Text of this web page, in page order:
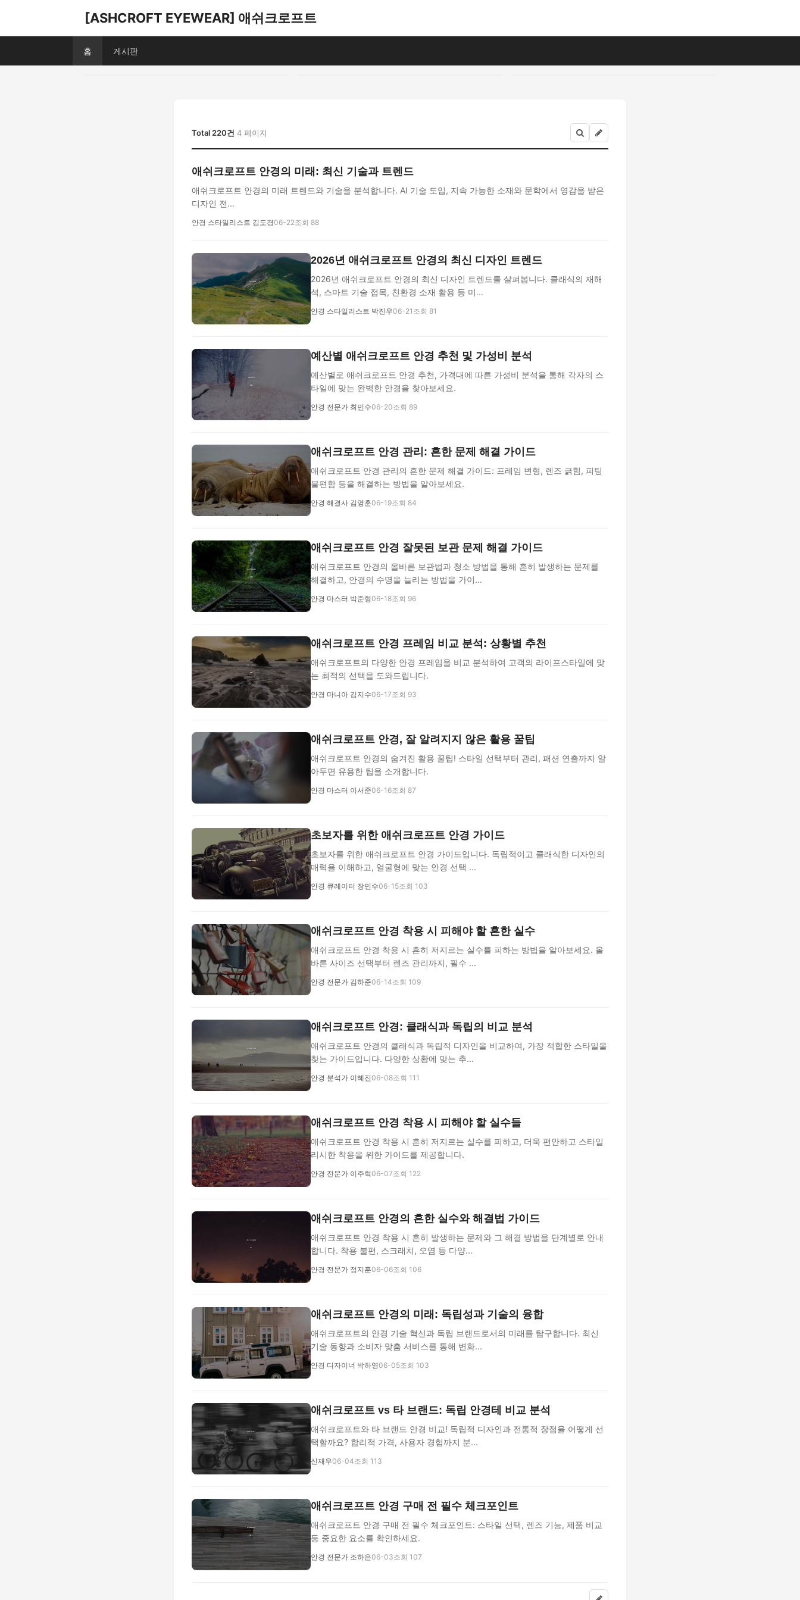
[ASHCROFT EYEWEAR] 애쉬크로프트
홈 게시판
Total 220건 4 페이지
애쉬크로프트 안경의 미래: 최신 기술과 트렌드
애쉬크로프트 안경의 미래 트렌드와 기술을 분석합니다. AI 기술 도입, 지속 가능한 소재와 문학에서 영감을 받은
디자인 전...
안경 스타일리스트 김도경06-22조회 88
2026년 애쉬크로프트 안경의 최신 디자인 트렌드
2026년 애쉬크로프트 안경의 최신 디자인 트렌드를 살펴봅니다. 클래식의 재해
석, 스마트 기술 접목, 친환경 소재 활용 등 미...
안경 스타일리스트 박진우06-21 조회 81
예산별 애쉬크로프트 안경 추천 및 가성비 분석
예산별로 애쉬크로프트 안경 추천, 가격대에 따른 가성비 분석을 통해 각자의 스
타일에 맞는 완벽한 안경을 찾아보세요.
안경 전문가 최민수06-20조회 89
애쉬크로프트 안경 관리: 흔한 문제 해결 가이드
애쉬크로프트 안경 관리의 흔한 문제 해결 가이드: 프레임 변형, 렌즈 긁힘, 피팅
불편함 등을 해결하는 방법을 알아보세요.
안경 해결사 김영훈06-19조회 84
애쉬크로프트 안경 잘못된 보관 문제 해결 가이드
애쉬크로프트 안경의 올바른 보관법과 청소 방법을 통해 흔히 발생하는 문제를
해결하고, 안경의 수명을 늘리는 방법을 가이...
안경 마스터 박준형06-18조회 96
애쉬크로프트 안경 프레임 비교 분석: 상황별 추천
애쉬크로프트의 다양한 안경 프레임을 비교 분석하여 고객의 라이프스타일에 맞
는 최적의 선택을 도와드립니다.
안경 마니아 김지수06-17조회 93
애쉬크로프트 안경, 잘 알려지지 않은 활용 꿀팁
애쉬크로프트 안경의 숨겨진 활용 꿀팁! 스타일 선택부터 관리, 패션 연출까지 알
아두면 유용한 팁을 소개합니다.
안경 마스터 이서준06-16조회 87
초보자를 위한 애쉬크로프트 안경 가이드
초보자를 위한 애쉬크로프트 안경 가이드입니다. 독립적이고 클래식한 디자인의
매력을 이해하고, 얼굴형에 맞는 안경 선택 ...
안경 큐레이터 장민수06-15조회 103
애쉬크로프트 안경 착용 시 피해야 할 흔한 실수
애쉬크로프트 안경 착용 시 흔히 저지르는 실수를 피하는 방법을 알아보세요. 올
바른 사이즈 선택부터 렌즈 관리까지, 필수 ...
안경 전문가 김하준06-14조회 109
애쉬크로프트 안경: 클래식과 독립의 비교 분석
애쉬크로프트 안경의 클래식과 독립적 디자인을 비교하여, 가장 적합한 스타일을
찾는 가이드입니다. 다양한 상황에 맞는 추...
안경 분석가 이혜진06-08조회 111
애쉬크로프트 안경 착용 시 피해야 할 실수들
애쉬크로프트 안경 착용 시 흔히 저지르는 실수를 피하고, 더욱 편안하고 스타일
리시한 착용을 위한 가이드를 제공합니다.
안경 전문가 이주혁06-07조회 122
애쉬크로프트 안경의 흔한 실수와 해결법 가이드
애쉬크로프트 안경 착용 시 흔히 발생하는 문제와 그 해결 방법을 단계별로 안내
합니다. 착용 불편, 스크래치, 오염 등 다양...
안경 전문가 정지훈06-06조회 106
애쉬크로프트 안경의 미래: 독립성과 기술의 융합
애쉬크로프트의 안경 기술 혁신과 독립 브랜드로서의 미래를 탐구합니다. 최신
기술 동향과 소비자 맞춤 서비스를 통해 변화...
안경 디자이너 박하영06-05조회 103
애쉬크로프트 vs 타 브랜드: 독립 안경테 비교 분석
애쉬크로프트와 타 브랜드 안경 비교! 독립적 디자인과 전통적 장점을 어떻게 선
택할까요? 합리적 가격, 사용자 경험까지 분...
신재우06-04조회 113
애쉬크로프트 안경 구매 전 필수 체크포인트
애쉬크로프트 안경 구매 전 필수 체크포인트: 스타일 선택, 렌즈 기능, 제품 비교
등 중요한 요소를 확인하세요.
안경 전문가 조하은06-03조회 107